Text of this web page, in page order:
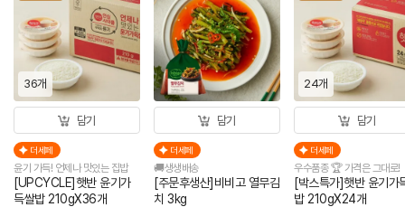
36개
담기
더세페
윤기 가득! 언제나 맛있는 집밥
[UPCYCLE]햇반 윤기가
득쌀밥 210gX36개
담기
더세페
🚚생생배송
[주문후생산]비비고 열무김
치 3kg
24개
담기
더세페
우수품종 🏆 가격은 그대로!
[박스특가]햇반 윤기가
밥 210gX24개